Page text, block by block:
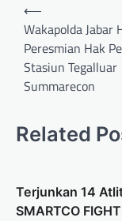
⟵
Wakapolda Jabar
Peresmian Hak
Stasiun Tegalluar
Summarecon
Related
Terjunkan 14
SMARTCO